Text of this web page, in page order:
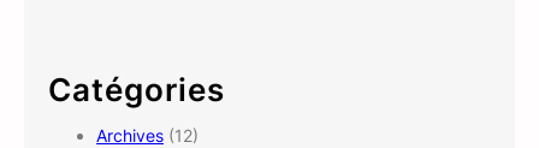
c
h
Catégories
Archives (12)